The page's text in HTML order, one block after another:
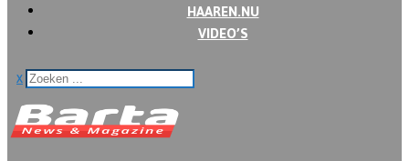
HAAREN.NU
VIDEO’S
x